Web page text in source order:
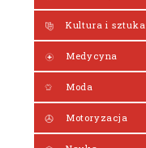
Kultura i sztuka
Medycyna
Moda
Motoryzacja